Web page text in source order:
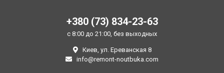
+380 (73) 834-23-63
с 8:00 до 21:00, без выходных
Киев, ул. Ереванская 8
info@remont-noutbuka.com